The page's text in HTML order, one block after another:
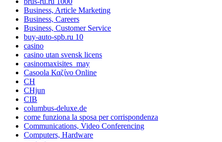
Business, Article Marketing
Business, Careers
Business, Customer Service
buy-auto-spb.ru 10
casino
casino utan svensk licens
casinomaxisites_may
Casoola Καζίνο Online
CH
CHjun
CIB
columbus-deluxe.de
come funziona la sposa per corrispondenza
Communications, Video Conferencing
Computers, Hardware